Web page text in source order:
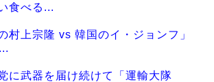
食べる...
村上宗隆 vs 韓国のイ・ジョンフ」
に武器を届け続けて「運輸大隊